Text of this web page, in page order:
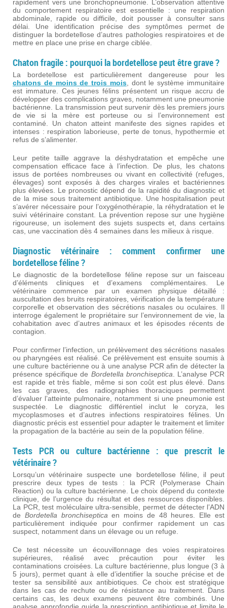
rapidement vers une bronchopneumonie. L’observation attentive
du comportement respiratoire est essentielle : une respiration
abdominale, rapide ou difficile, doit pousser à consulter sans
délai. Une identification précise des symptômes permet de
distinguer la bordetellose d’autres pathologies respiratoires et de
mettre en place une prise en charge ciblée.
Chaton fragile : pourquoi la bordetellose peut être grave ?
La bordetellose est particulièrement dangereuse pour les
chatons de moins de trois mois, dont le système immunitaire
est immature. Ces jeunes félins présentent un risque accru de
développer des complications graves, notamment une pneumonie
bactérienne. La transmission peut survenir dès les premiers jours
de vie si la mère est porteuse ou si l’environnement est
contaminé. Un chaton atteint manifeste des signes rapides et
intenses : respiration laborieuse, perte de tonus, hypothermie et
refus de s’alimenter.
Leur petite taille aggrave la déshydratation et empêche une
compensation efficace face à l’infection. De plus, les chatons
issus de portées nombreuses ou vivant en collectivité (refuges,
élevages) sont exposés à des charges virales et bactériennes
plus élevées. Le pronostic dépend de la rapidité du diagnostic et
de la mise sous traitement antibiotique. Une hospitalisation peut
s’avérer nécessaire pour l’oxygénothérapie, la réhydratation et le
suivi vétérinaire constant. La prévention repose sur une hygiène
rigoureuse, un isolement des sujets suspects et, dans certains
cas, une vaccination dès 4 semaines dans les milieux à risque.
Diagnostic vétérinaire : comment confirmer une
bordetellose féline ?
Le diagnostic de la bordetellose féline repose sur un faisceau
d’éléments cliniques et d’examens complémentaires. Le
vétérinaire commence par un examen physique détaillé :
auscultation des bruits respiratoires, vérification de la température
corporelle et observation des sécrétions nasales ou oculaires. Il
interroge également le propriétaire sur l’environnement de vie, la
cohabitation avec d’autres animaux et les épisodes récents de
contagion.
Pour confirmer l’infection, un prélèvement des sécrétions nasales
ou pharyngées est réalisé. Ce prélèvement est ensuite soumis à
une culture bactérienne ou à une analyse PCR afin de détecter la
présence spécifique de Bordetella bronchiseptica . L’analyse PCR
est rapide et très fiable, même si son coût est plus élevé. Dans
les cas graves, des radiographies thoraciques permettent
d’évaluer l’atteinte pulmonaire, notamment si une pneumonie est
suspectée. Le diagnostic différentiel inclut le coryza, les
mycoplasmoses et d’autres infections respiratoires félines. Un
diagnostic précis est essentiel pour adapter le traitement et limiter
la propagation de la bactérie au sein de la population féline.
Tests PCR ou culture bactérienne : que prescrit le
vétérinaire ?
Lorsqu’un vétérinaire suspecte une bordetellose féline, il peut
prescrire deux types de tests : la PCR (Polymerase Chain
Reaction) ou la culture bactérienne. Le choix dépend du contexte
clinique, de l’urgence du résultat et des ressources disponibles.
La PCR, test moléculaire ultra-sensible, permet de détecter l’ADN
de Bordetella bronchiseptica en moins de 48 heures. Elle est
particulièrement indiquée pour confirmer rapidement un cas
suspect, notamment dans un élevage ou un refuge.
Ce test nécessite un écouvillonnage des voies respiratoires
supérieures, réalisé avec précaution pour éviter les
contaminations croisées. La culture bactérienne, plus longue (3 à
5 jours), permet quant à elle d’identifier la souche précise et de
tester sa sensibilité aux antibiotiques. Ce choix est stratégique
dans les cas de rechute ou de résistance au traitement. Dans
certains cas, les deux examens peuvent être combinés. Une